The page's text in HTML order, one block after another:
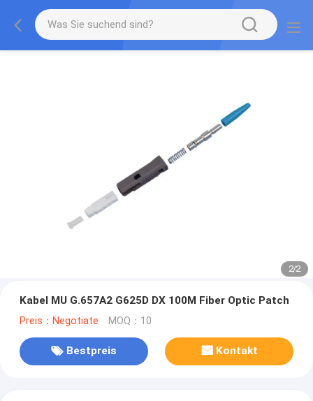
2/2
Kabel MU G.657A2 G625D DX 100M Fiber Optic Patch
Preis：Negotiate MOQ：10
Bestpreis Kontakt